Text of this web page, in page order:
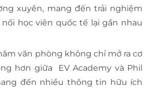
xuyên, mang đến trải nghiệm
học viên quốc tế lại gần nhau
văn phòng không chỉ mở ra cơ
hơn giữa EV Academy và Phil
đến nhiều thông tin hữu ích